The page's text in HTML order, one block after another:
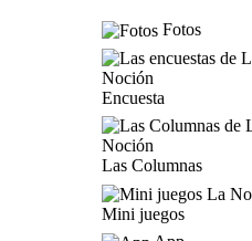
Fotos
Encuesta
Las Columnas
Mini juegos